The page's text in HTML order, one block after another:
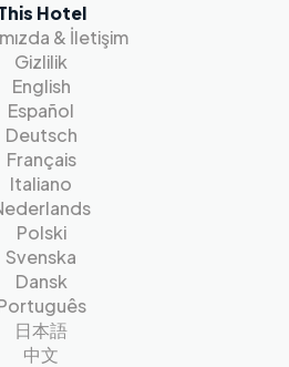
Hotel
& İletişim
Gizlilik
English
Español
Deutsch
Français
Italiano
Polski
Svenska
Dansk
日本語
中文